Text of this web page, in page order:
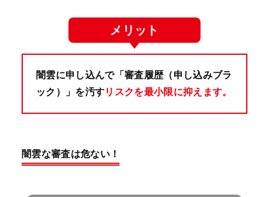
メリット
闇雲に申し込んで「審査履歴（申し込みブラ
ック）」を汚すリスクを最小限に抑えます。
闇雲な審査は危ない！